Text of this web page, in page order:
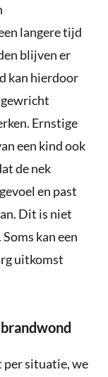
langere tijd
blijven er
kan hierdoor
Ernstige
een kind ook
de nek
en past
Dit is niet
kan een
uitkomst
per situatie, we